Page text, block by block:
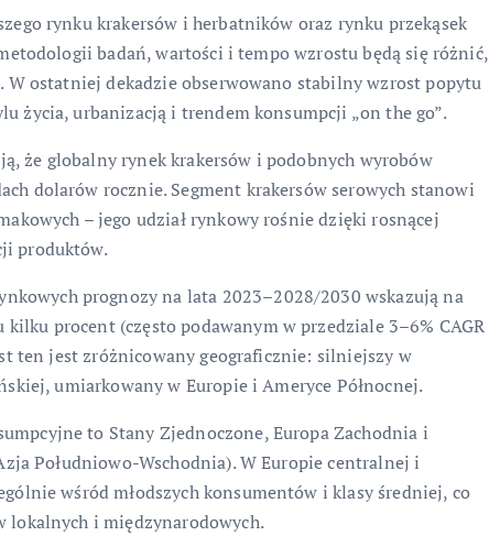
rynku krakersów i herbatników oraz rynku przekąsek
badań, wartości i tempo wzrostu będą się różnić,
ostatniej dekadzie obserwowano stabilny wzrost popytu
życia, urbanizacją i trendem konsumpcji „on the go”.
że globalny rynek krakersów i podobnych wyrobów
dolarów rocznie. Segment krakersów serowych stanowi
– jego udział rynkowy rośnie dzięki rosnącej
produktów.
prognozy na lata 2023–2028/2030 wskazują na
procent (często podawanym w przedziale 3–6% CAGR
ten jest zróżnicowany geograficznie: silniejszy w
umiarkowany w Europie i Ameryce Północnej.
to Stany Zjednoczone, Europa Zachodnia i
Południowo-Wschodnia). W Europie centralnej i
wśród młodszych konsumentów i klasy średniej, co
lokalnych i międzynarodowych.